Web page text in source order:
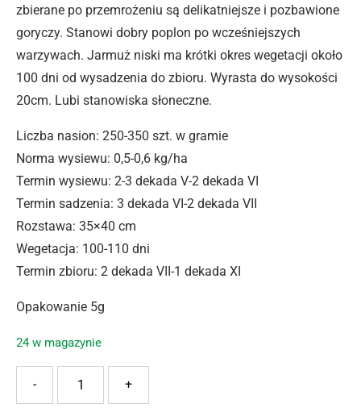
zbierane po przemrożeniu są delikatniejsze i pozbawione
goryczy. Stanowi dobry poplon po wcześniejszych
warzywach. Jarmuż niski ma krótki okres wegetacji około
100 dni od wysadzenia do zbioru. Wyrasta do wysokości
20cm. Lubi stanowiska słoneczne.
Liczba nasion: 250-350 szt. w gramie
Norma wysiewu: 0,5-0,6 kg/ha
Termin wysiewu: 2-3 dekada V-2 dekada VI
Termin sadzenia: 3 dekada VI-2 dekada VII
Rozstawa: 35×40 cm
Wegetacja: 100-110 dni
Termin zbioru: 2 dekada VII-1 dekada XI
Opakowanie 5g
24 w magazynie
+
-